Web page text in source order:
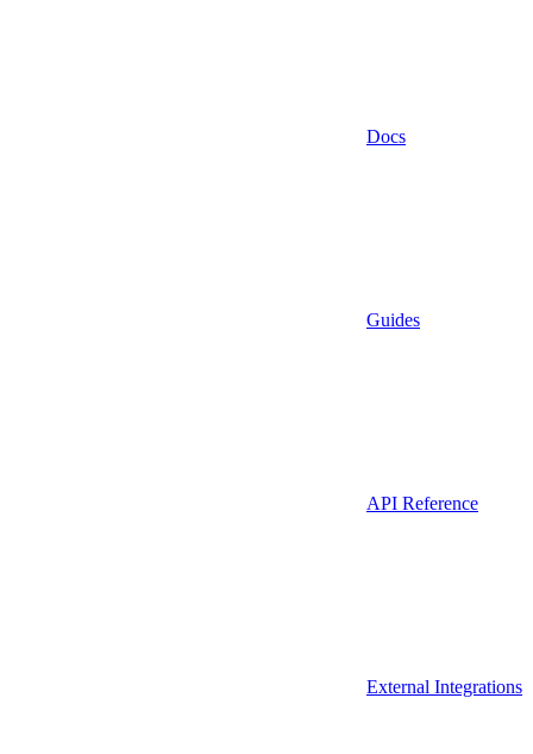
Docs
Guides
API Reference
External Integrations